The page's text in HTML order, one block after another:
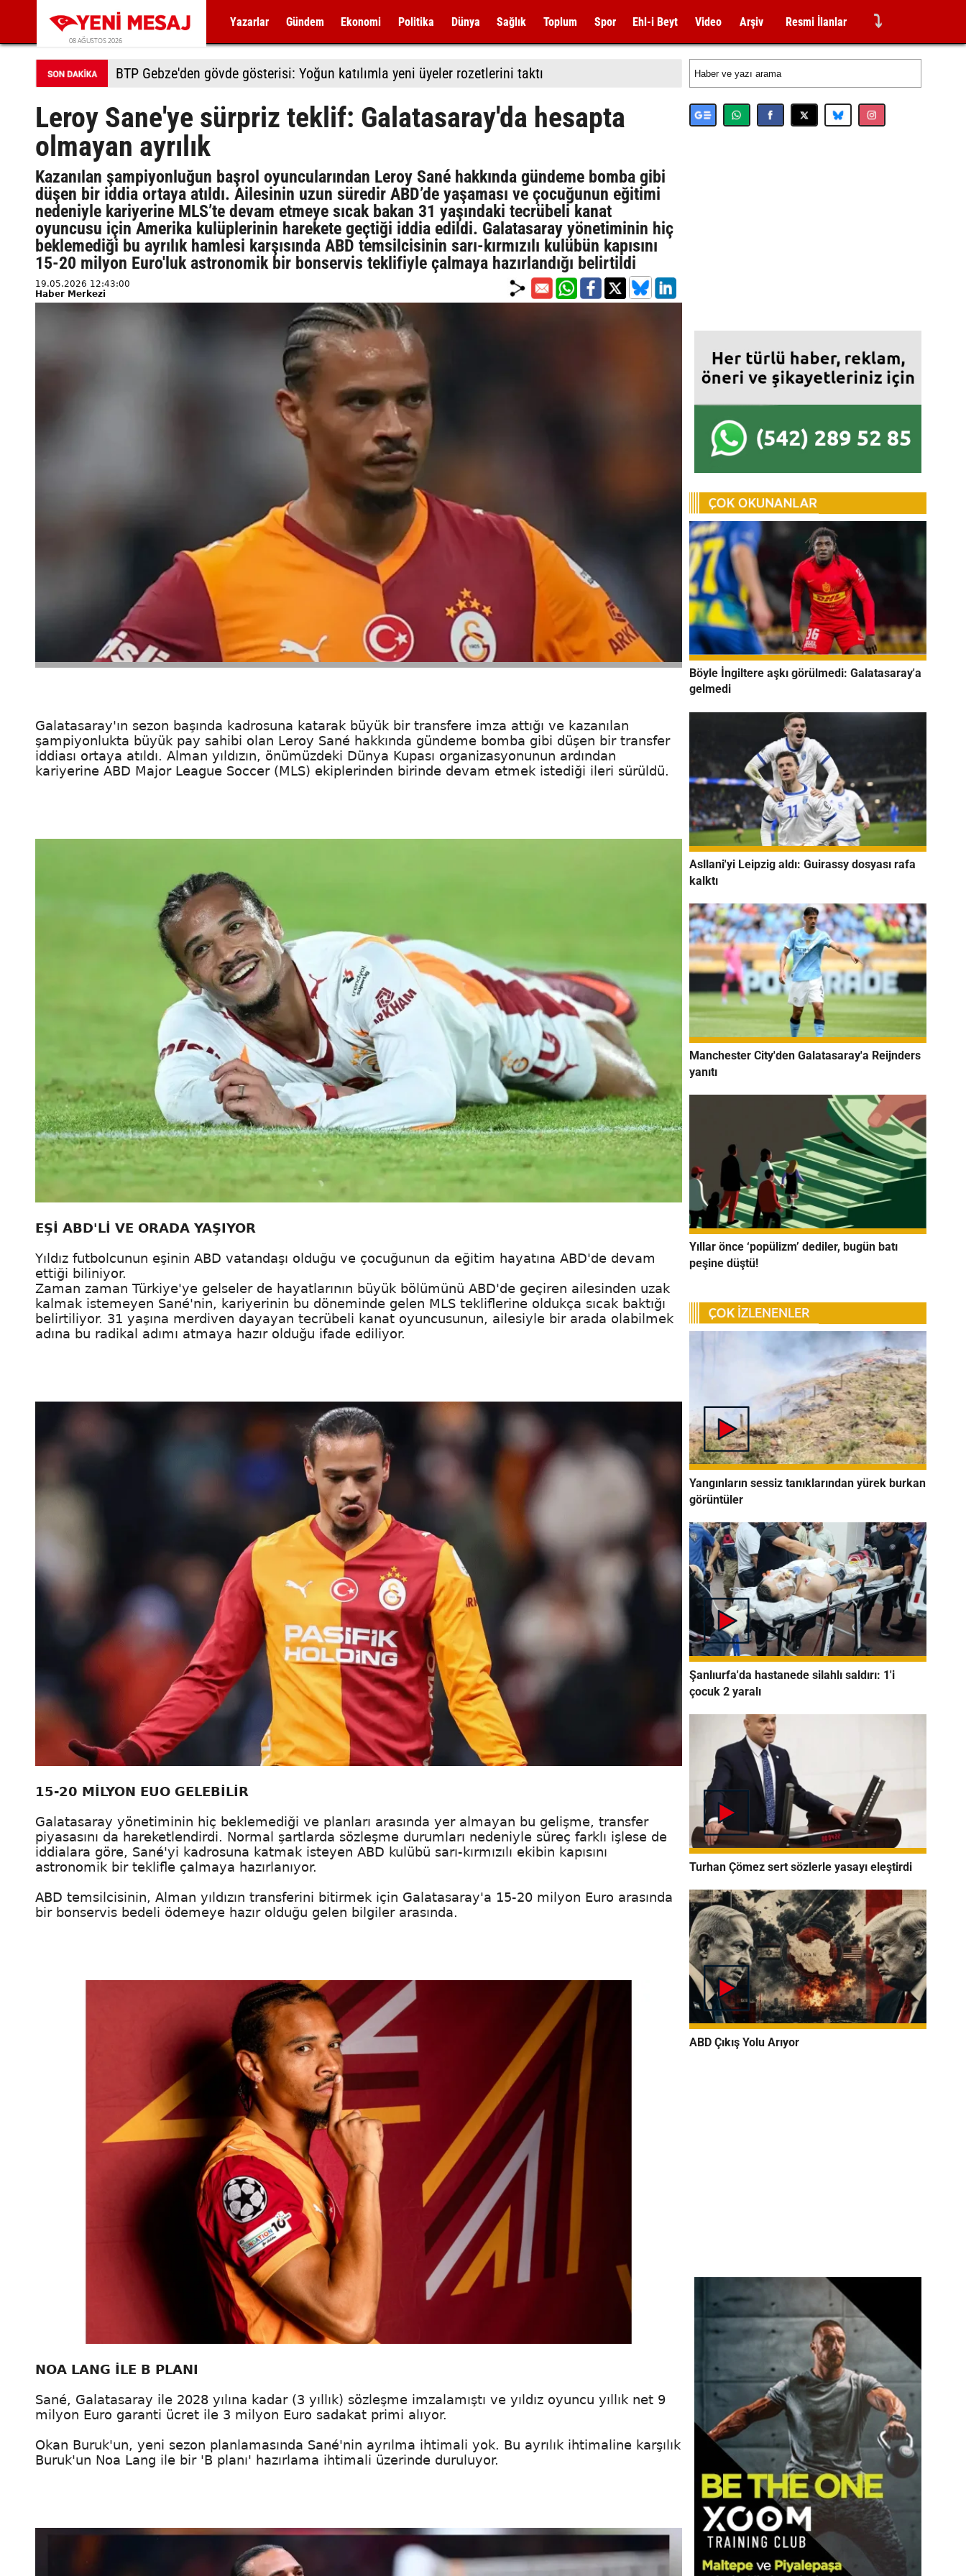
08 AĞUSTOS 2026
Yazarlar Gündem Ekonomi Politika Dünya Sağlık Toplum Spor Ehl-i Beyt Video Arşiv Resmi İlanlar ⤵
BTP Gebze'den gövde gösterisi: Yoğun katılımla yeni üyeler rozetlerini taktı
Leroy Sane'ye sürpriz teklif: Galatasaray'da hesapta
olmayan ayrılık
Kazanılan şampiyonluğun başrol oyuncularından Leroy Sané hakkında gündeme bomba gibi
düşen bir iddia ortaya atıldı. Ailesinin uzun süredir ABD’de yaşaması ve çocuğunun eğitimi
nedeniyle kariyerine MLS’te devam etmeye sıcak bakan 31 yaşındaki tecrübeli kanat
oyuncusu için Amerika kulüplerinin harekete geçtiği iddia edildi. Galatasaray yönetiminin hiç
beklemediği bu ayrılık hamlesi karşısında ABD temsilcisinin sarı-kırmızılı kulübün kapısını
15-20 milyon Euro'luk astronomik bir bonservis teklifiyle çalmaya hazırlandığı belirtildi
19.05.2026 12:43:00
Haber Merkezi
Galatasaray'ın sezon başında kadrosuna katarak büyük bir transfere imza attığı ve kazanılan
şampiyonlukta büyük pay sahibi olan Leroy Sané hakkında gündeme bomba gibi düşen bir transfer
iddiası ortaya atıldı. Alman yıldızın, önümüzdeki Dünya Kupası organizasyonunun ardından
kariyerine ABD Major League Soccer (MLS) ekiplerinden birinde devam etmek istediği ileri sürüldü.
EŞİ ABD'Lİ VE ORADA YAŞIYOR
Yıldız futbolcunun eşinin ABD vatandaşı olduğu ve çocuğunun da eğitim hayatına ABD'de devam
ettiği biliniyor.
Zaman zaman Türkiye'ye gelseler de hayatlarının büyük bölümünü ABD'de geçiren ailesinden uzak
kalmak istemeyen Sané'nin, kariyerinin bu döneminde gelen MLS tekliflerine oldukça sıcak baktığı
belirtiliyor. 31 yaşına merdiven dayayan tecrübeli kanat oyuncusunun, ailesiyle bir arada olabilmek
adına bu radikal adımı atmaya hazır olduğu ifade ediliyor.
15-20 MİLYON EUO GELEBİLİR
Galatasaray yönetiminin hiç beklemediği ve planları arasında yer almayan bu gelişme, transfer
piyasasını da hareketlendirdi. Normal şartlarda sözleşme durumları nedeniyle süreç farklı işlese de
iddialara göre, Sané'yi kadrosuna katmak isteyen ABD kulübü sarı-kırmızılı ekibin kapısını
astronomik bir teklifle çalmaya hazırlanıyor.
ABD temsilcisinin, Alman yıldızın transferini bitirmek için Galatasaray'a 15-20 milyon Euro arasında
bir bonservis bedeli ödemeye hazır olduğu gelen bilgiler arasında.
NOA LANG İLE B PLANI
Sané, Galatasaray ile 2028 yılına kadar (3 yıllık) sözleşme imzalamıştı ve yıldız oyuncu yıllık net 9
milyon Euro garanti ücret ile 3 milyon Euro sadakat primi alıyor.
Okan Buruk'un, yeni sezon planlamasında Sané'nin ayrılma ihtimali yok. Bu ayrılık ihtimaline karşılık
Buruk'un Noa Lang ile bir 'B planı' hazırlama ihtimali üzerinde duruluyor.
Böyle İngiltere aşkı görülmedi: Galatasaray'a
gelmedi
Asllani'yi Leipzig aldı: Guirassy dosyası rafa
kalktı
Manchester City'den Galatasaray'a Reijnders
yanıtı
Yıllar önce ‘popülizm’ dediler, bugün batı
peşine düştü!
Yangınların sessiz tanıklarından yürek burkan
görüntüler
Şanlıurfa'da hastanede silahlı saldırı: 1'i
çocuk 2 yaralı
Turhan Çömez sert sözlerle yasayı eleştirdi
ABD Çıkış Yolu Arıyor